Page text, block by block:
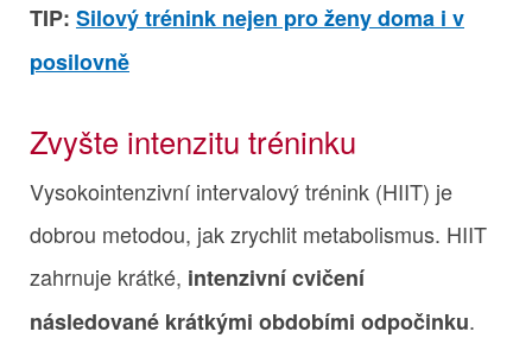
TIP: Silový trénink nejen pro ženy doma i v
posilovně
Zvyšte intenzitu tréninku
Vysokointenzivní intervalový trénink (HIIT) je
dobrou metodou, jak zrychlit metabolismus. HIIT
zahrnuje krátké, intenzivní cvičení
následované krátkými obdobími odpočinku.